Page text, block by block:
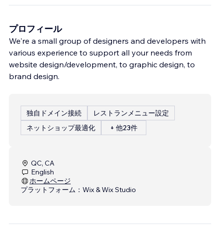
プロフィール
We're a small group of designers and developers with
various experience to support all your needs from
website design/development, to graphic design, to
brand design.
独自ドメイン接続
レストランメニュー設定
ネットショップ最適化
+ 他23件
QC, CA
English
ホームページ
プラットフォーム： Wix & Wix Studio